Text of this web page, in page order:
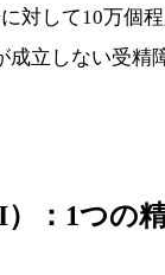
対して10万個
成立しない受精
：1つの